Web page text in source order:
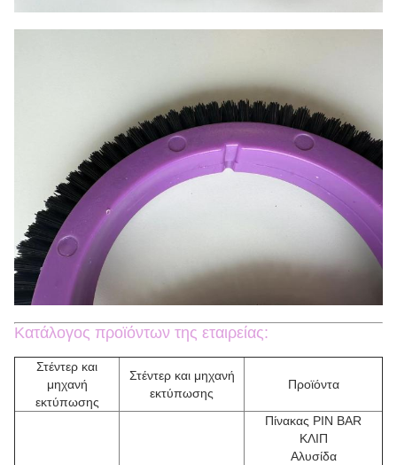
Κατάλογος προϊόντων της εταιρείας:
Στέντερ και
μηχανή
εκτύπωσης
Στέντερ και μηχανή
εκτύπωσης
Προϊόντα
Πίνακας PIN BAR
ΚΛΙΠ
Αλυσίδα